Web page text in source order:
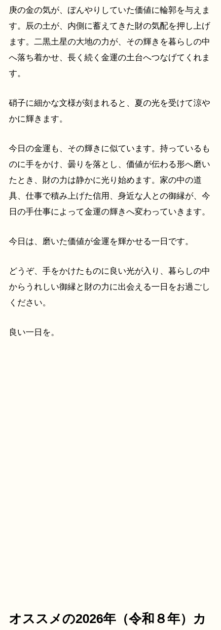
庚の金の気が、ぼんやりしていた価値に輪郭を与えま
す。辰の土が、内側に蓄えてきた財の気配を押し上げ
ます。二黒土星の大地の力が、その輝きを暮らしの中
へ落ち着かせ、長く続く金運の土台へつなげてくれま
す。
硝子に細かな文様が刻まれると、夏の光を受けて涼や
かに輝きます。
今日の金運も、その輝きに似ています。持っているも
のに手をかけ、曇りを落とし、価値が伝わる形へ磨い
たとき、財の力は静かに光り始めます。家の中の道
具、仕事で積み上げた信用、身近な人との御縁が、今
日の手仕事によって金運の輝きへ変わっていきます。
今日は、磨いた価値が金運を輝かせる一日です。
どうぞ、手をかけたものに良い光が入り、暮らしの中
からうれしい御縁と財の力に出会える一日をお過ごし
ください。
良い一日を。
オススメの2026年（令和８年）カ